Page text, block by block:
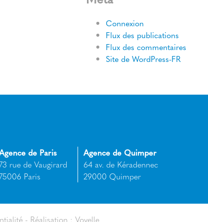
Connexion
Flux des publications
Flux des commentaires
Site de WordPress-FR
de Paris
rue de Vaugirard
Paris
Agence de Quimper
64 av. de Kéradennec
29000 Quimper
Réalisation : Voyelle